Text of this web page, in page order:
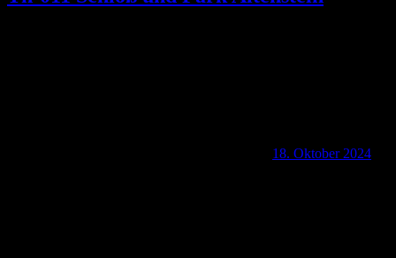
18. Oktober 2024